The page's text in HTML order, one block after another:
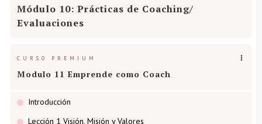
Módulo 10: Prácticas de Coaching/
Evaluaciones
CURSO PREMIUM
Modulo 11 Emprende como Coach
Introducción
Lección 1 Visión, Misión y Valores